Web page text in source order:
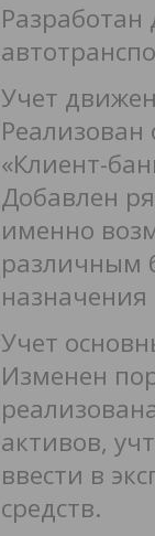
Разработан
Учет
«Клиент-
Добавлен
именно
различным
Учет
Изменен
активов,
ввести в
средств.